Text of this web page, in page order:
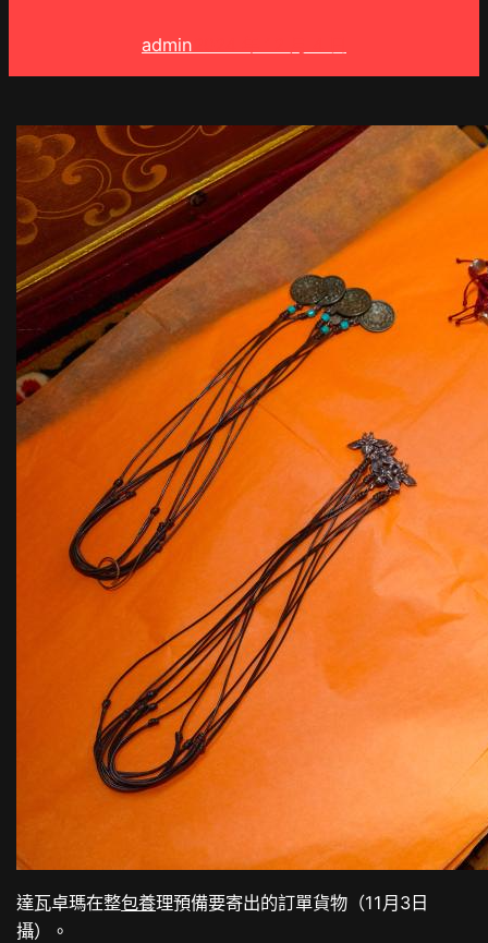
admin
達瓦卓瑪在整包養理預備要寄出的訂單貨物（11月3日
攝）。